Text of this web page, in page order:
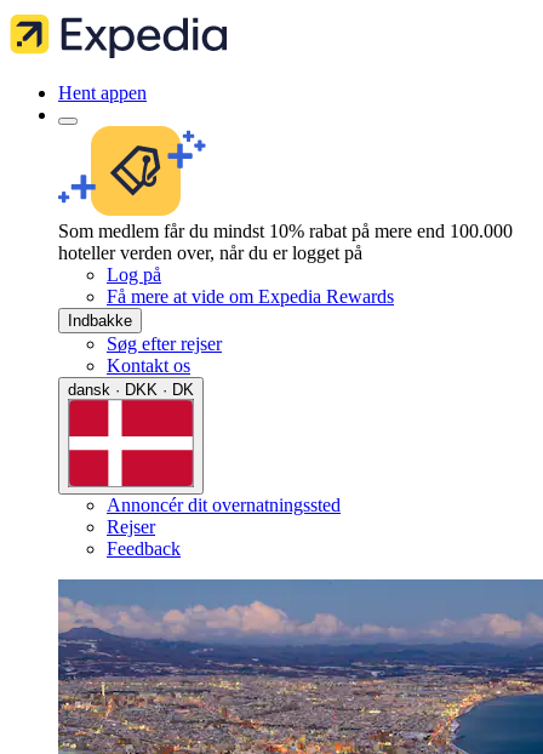
Hent appen
Som medlem får du mindst 10% rabat på mere end 100.000
hoteller verden over, når du er logget på
Log på
Få mere at vide om Expedia Rewards
Indbakke
Søg efter rejser
Kontakt os
dansk · DKK · DK
Annoncér dit overnatningssted
Rejser
Feedback